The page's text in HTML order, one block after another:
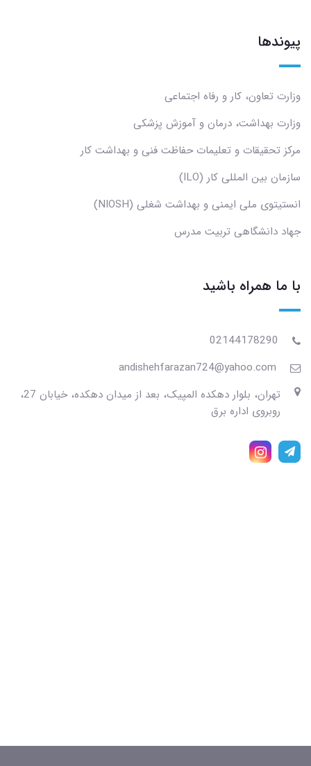
پیوندها
وزارت تعاون، کار و رفاه اجتماعی
وزارت بهداشت، درمان و آموزش پزشکی
مرکز تحقیقات و تعلیمات حفاظت فنی و بهداشت کار
سازمان بین المللی کار (ILO)
انستیتوی ملی ایمنی و بهداشت شغلی (NIOSH)
جهاد دانشگاهی تربیت مدرس
با ما همراه باشید
02144178290
andishehfarazan724@yahoo.com
تهران، بلوار دهکده المپیک، بعد از میدان دهکده، خیابان 27،
روبروی اداره برق